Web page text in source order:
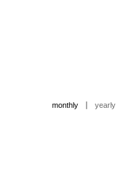
monthly | yearly